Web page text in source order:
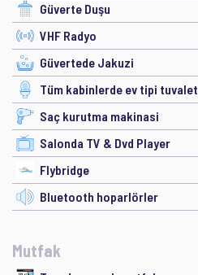
Güverte Duşu
VHF Radyo
Güvertede Jakuzi
Tüm kabinlerde ev tipi tuvalet
Saç kurutma makinasi
Salonda TV & Dvd Player
Flybridge
Bluetooth hoparlörler
Mutfak